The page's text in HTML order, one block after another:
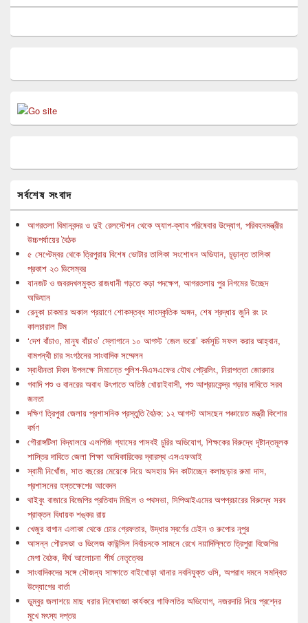
সর্বশেষ সংবাদ
আগরতলা বিমানবন্দর ও দুই রেলস্টেশন থেকে অ্যাপ-ক্যাব পরিষেবার উদ্যোগ, পরিবহনমন্ত্রীর
উচ্চপর্যায়ের বৈঠক
৫ সেপ্টেম্বর থেকে ত্রিপুরায় বিশেষ ভোটার তালিকা সংশোধন অভিযান, চূড়ান্ত তালিকা
প্রকাশ ২৩ ডিসেম্বর
যানজট ও জবরদখলমুক্ত রাজধানী গড়তে কড়া পদক্ষেপ, আগরতলায় পুর নিগমের উচ্ছেদ
অভিযান
রেনুকা চাকমার অকাল প্রয়াণে শোকস্তব্ধ সাংস্কৃতিক অঙ্গন, শেষ শ্রদ্ধায় জুনি রং ঢং
কালচারাল টিম
‘দেশ বাঁচাও, মানুষ বাঁচাও’ স্লোগানে ১০ আগস্ট ‘জেল ভরো’ কর্মসূচি সফল করার আহ্বান,
বামপন্থী চার সংগঠনের সাংবাদিক সম্মেলন
স্বাধীনতা দিবস উপলক্ষে সিমান্তে পুলিশ-বিএসএফের যৌথ পেট্রলিং, নিরাপত্তা জোরদার
গবাদি পশু ও বানরের অবাধ উৎপাতে অতিষ্ঠ খোয়াইবাসী, পশু আশ্রয়কেন্দ্র গড়ার দাবিতে সরব
জনতা
দক্ষিণ ত্রিপুরা জেলায় প্রশাসনিক প্রস্তুতি বৈঠক: ১২ আগস্ট আসছেন পঞ্চায়েত মন্ত্রী কিশোর
বর্মণ
গৌরাঙ্গটিলা বিদ্যালয়ে এলপিজি গ্যাসের পাসবই চুরির অভিযোগ, শিক্ষকের বিরুদ্ধে দৃষ্টান্তমূলক
শাস্তির দাবিতে জেলা শিক্ষা আধিকারিকের দ্বারস্থ এসএফআই
স্বামী নিখোঁজ, সাত বছরের মেয়েকে নিয়ে অসহায় দিন কাটাচ্ছেন কলাছড়ার রুমা দাস,
প্রশাসনের হস্তক্ষেপের আবেদন
থাইবুং বাজারে বিজেপির প্রতিবাদ মিছিল ও পথসভা, সিপিআইএমের অপপ্রচারের বিরুদ্ধে সরব
প্রাক্তন বিধায়ক শঙ্কর রায়
খেজুর বাগান এলাকা থেকে চোর গ্রেফতার, উদ্ধার স্বর্ণের চেইন ও রুপোর নূপুর
আসন্ন পৌরসভা ও ভিলেজ কাউন্সিল নির্বাচনকে সামনে রেখে নয়াদিল্লিতে ত্রিপুরা বিজেপির
মেগা বৈঠক, দীর্ঘ আলোচনা শীর্ষ নেতৃত্বের
সাংবাদিকদের সঙ্গে সৌজন্য সাক্ষাতে বাইখোড়া থানার নবনিযুক্ত ওসি, অপরাধ দমনে সমন্বিত
উদ্যোগের বার্তা
ডুম্বুর জলাশয়ে মাছ ধরার নিষেধাজ্ঞা কার্যকরে গাফিলতির অভিযোগ, নজরদারি নিয়ে প্রশ্নের
মুখে মৎস্য দপ্তর